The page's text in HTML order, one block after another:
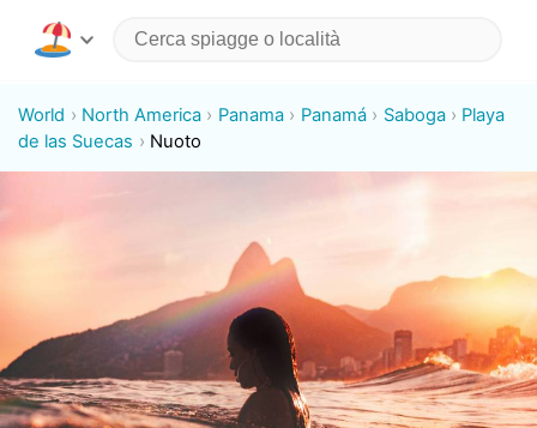
World North America Panama Panamá Saboga
Playa
de las Suecas
Nuoto